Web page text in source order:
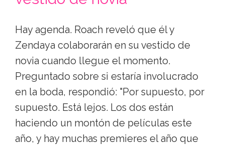
Hay agenda. Roach reveló que él y
Zendaya colaborarán en su vestido de
novia cuando llegue el momento.
Preguntado sobre si estaría involucrado
en la boda, respondió: "Por supuesto, por
supuesto. Está lejos. Los dos están
haciendo un montón de películas este
año, y hay muchas premieres el año que